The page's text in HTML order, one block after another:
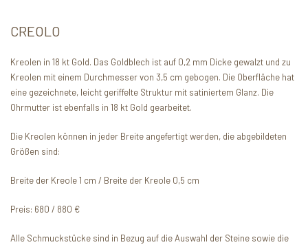
CREOLO
Kreolen in 18 kt Gold. Das Goldblech ist auf 0,2 mm Dicke gewalzt und zu
Kreolen mit einem Durchmesser von 3,5 cm gebogen. Die Oberfläche hat
eine gezeichnete, leicht geriffelte Struktur mit satiniertem Glanz. Die
Ohrmutter ist ebenfalls in 18 kt Gold gearbeitet.
Die Kreolen können in jeder Breite angefertigt werden, die abgebildeten
Größen sind:
Breite der Kreole 1 cm / Breite der Kreole 0,5 cm
Preis: 680 / 880 €
Alle Schmuckstücke sind in Bezug auf die Auswahl der Steine sowie die